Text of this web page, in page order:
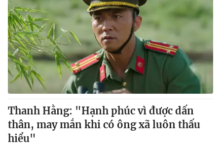
Thị trường 24h Tấm lòng Việt
VTV4 Vươn mình bằng AI
VTV9 VTV8
Liên hệ tòa soạn English
Thanh Hằng: "Hạnh phúc vì được dấn
thân, may mắn khi có ông xã luôn thấu
hiểu"